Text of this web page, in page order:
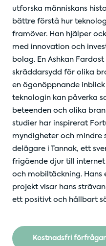
utforska människans
bättre förstå hur
framöver. Han hjälper
med innovation och
bolag. En Ashkan
skräddarsydd för olika
en ögonöppnande
teknologin kan påverka
beteenden och olika
studier har inspirerat
myndigheter och mindre
delägare i Tannak, ett
frigående djur till internet
och mobiltäckning. Hans
projekt visar hans
ett positivt och hållbart
Kostnadsfri